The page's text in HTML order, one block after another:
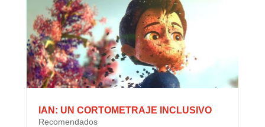
IAN: UN CORTOMETRAJE INCLUSIVO
Recomendados